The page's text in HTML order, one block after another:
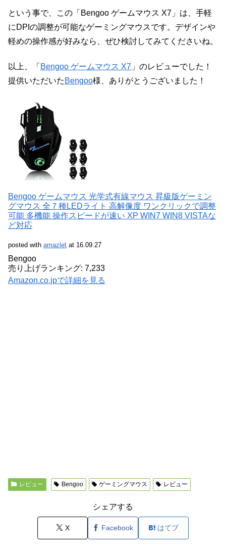
という事で、この「Bengoo ゲームマウス X7」は、手軽
にDPIの調整が可能なゲーミングマウスです。デザインや
軽めの操作感が好みなら、ぜひ検討してみてくださいね。
以上、「 Bengoo ゲームマウス X7 」のレビューでした！
提供いただいた Bengoo様、ありがとうございました！
Bengoo ゲームマウス 光学式有線マウス 昇級版ゲーミン
グマウス 全７種LEDライト 高解像度 ワンクリックで調整
可能 多機能 操作スピードが速い XP WIN7 WIN8 VISTAな
ど対応
posted with amazlet at 16.09.27
Bengoo
売り上げランキング: 7,233
Amazon.co.jpで詳細を見る
レビュー Bengoo ゲーミングマウス レビュー
シェアする
X Facebook はてブ